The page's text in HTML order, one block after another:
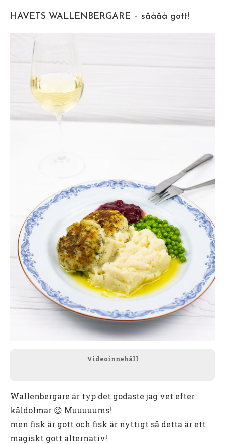
HAVETS WALLENBERGARE – såååå gott!
Videoinnehåll
Wallenbergare är typ det godaste jag vet efter
kåldolmar 😉 Muuuuums!
men fisk är gott och fisk är nyttigt så detta är ett
magiskt gott alternativ!